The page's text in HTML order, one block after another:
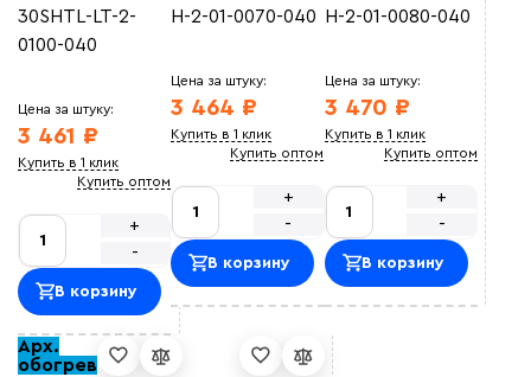
30SHTL-LT-2-
0100-040
Цена за штуку:
3 461 ₽
Купить в 1 клик
Купить оптом
-
+
В корзину
H-2-01-0070-040
Цена за штуку:
3 464 ₽
Купить в 1 клик
Купить оптом
-
+
В корзину
H-2-01-0080-040
Цена за штуку:
3 470 ₽
Купить в 1 клик
Купить оптом
-
+
В корзину
Арх.
обогрев